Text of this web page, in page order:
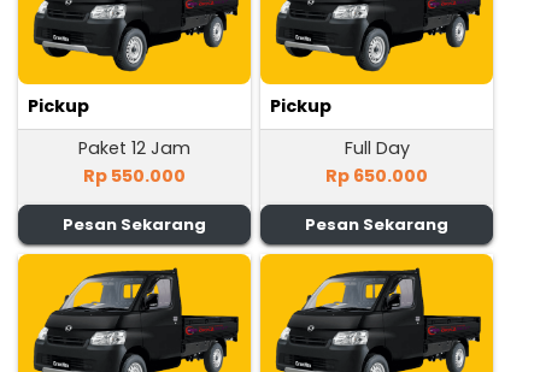
Pickup
Paket 12 Jam
Rp 550.000
Pesan Sekarang
Pickup
Full Day
Rp 650.000
Pesan Sekarang